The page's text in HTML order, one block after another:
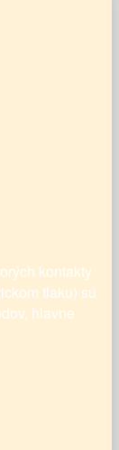
kontakty
tlaku) sú
hlavne